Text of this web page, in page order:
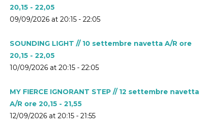
20,15 - 22,05
09/09/2026 at 20:15 - 22:05
SOUNDING LIGHT // 10 settembre navetta A/R ore
20,15 - 22,05
10/09/2026 at 20:15 - 22:05
MY FIERCE IGNORANT STEP // 12 settembre navetta
A/R ore 20,15 - 21,55
12/09/2026 at 20:15 - 21:55